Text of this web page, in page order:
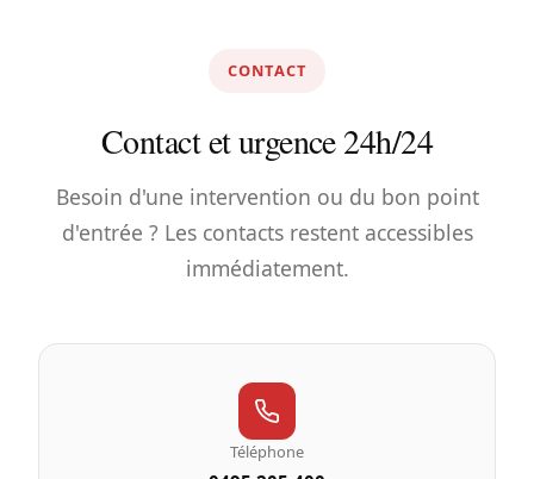
CONTACT
Contact et urgence 24h/24
Besoin d'une intervention ou du bon point
d'entrée ? Les contacts restent accessibles
immédiatement.
Téléphone